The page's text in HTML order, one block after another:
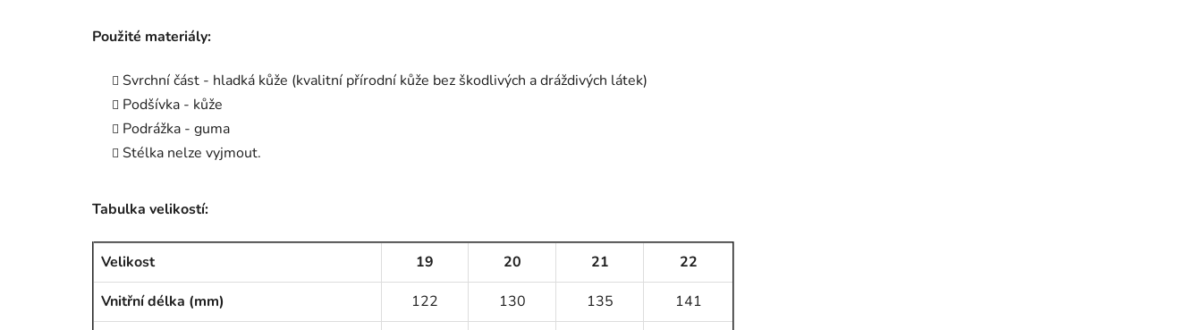
Použité materiály:
Svrchní část - hladká kůže (kvalitní přírodní kůže bez škodlivých a dráždivých látek)
Podšívka - kůže
Podrážka - guma
Stélka nelze vyjmout.
Tabulka velikostí:
Velikost 19 20 21
22
Vnitřní délka (mm)
122 130 135
141